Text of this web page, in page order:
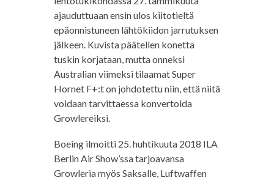
ajauduttuaan ensin ulos kiitotieltä
epäonnistuneen lähtökiidon jarrutuksen
jälkeen. Kuvista päätellen konetta
tuskin korjataan, mutta onneksi
Australian viimeksi tilaamat Super
Hornet F+:t on johdotettu niin, että niitä
voidaan tarvittaessa konvertoida
Growlereiksi.
Boeing ilmoitti 25. huhtikuuta 2018 ILA
Berlin Air Show’ssa tarjoavansa
Growleria myös Saksalle, Luftwaffen